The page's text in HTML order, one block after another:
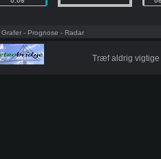
Grafer - Prognose - Radar
Træf aldrig vigtige